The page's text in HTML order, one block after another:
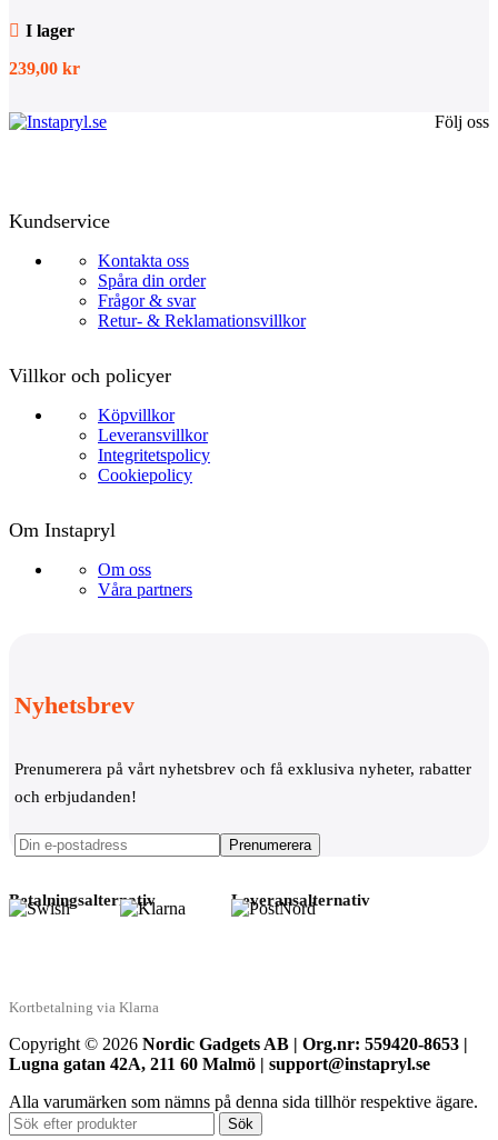
I lager
239,00 kr
Följ oss
Kundservice
Kontakta oss
Spåra din order
Frågor & svar
Retur- & Reklamationsvillkor
Villkor och policyer
Köpvillkor
Leveransvillkor
Integritetspolicy
Cookiepolicy
Om Instapryl
Om oss
Våra partners
Nyhetsbrev
Prenumerera på vårt nyhetsbrev och få exklusiva nyheter, rabatter
och erbjudanden!
Betalningsalternativ
Kortbetalning via Klarna
Leveransalternativ
Copyright © 2026 Nordic Gadgets AB | Org.nr: 559420-8653 |
Lugna gatan 42A, 211 60 Malmö | support@instapryl.se
Alla varumärken som nämns på denna sida tillhör respektive ägare.
Sök